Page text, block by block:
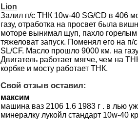
Lion
Залил п/с ТНК 10w-40 SG/CD в 406
газу, отработка на просвет была
моторе вынимал щуп, пахло
тяжеловат запуск. Поменял его на
SL/CF. Масло прошло 9000 км. на
Двигатель работает мягче, чем на
корбке и мосту работает ТНК.
Свой отзыв оставил:
максим
машина ваз 2106 1.6 1983 г . в лью
минералку лукойл стандарт 10w-40